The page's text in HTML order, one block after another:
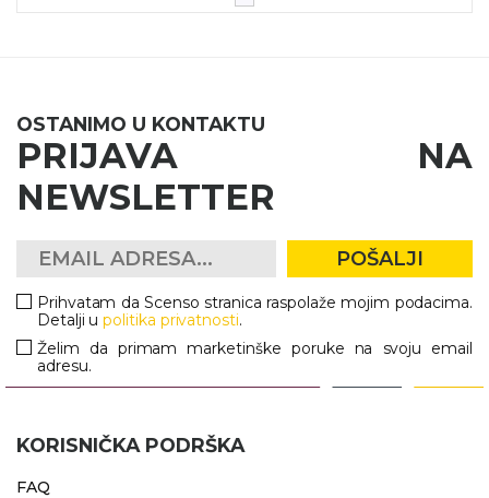
TERMOSI
BOCE
TEHNOLOGIJA
KANCELARIJA
KUĆNI SETOVI
OLOVKE
PRIVESCI & ALATI
OSTANIMO U KONTAKTU
PRIJAVA NA
NEWSLETTER
POŠALJI
Prihvatam da Scenso stranica raspolaže mojim podacima.
Detalji upolitika privatnosti.
Želim da primam marketinške poruke na svoju email
adresu.
KORISNIČKA PODRŠKA
FAQ